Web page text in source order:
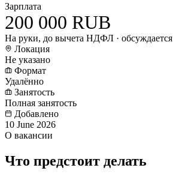
Зарплата
200 000 RUB
На руки, до вычета НДФЛ · обсуждается
Локация
Не указано
Формат
Удалённо
Занятость
Полная занятость
Добавлено
10 June 2026
О вакансии
Что предстоит делать